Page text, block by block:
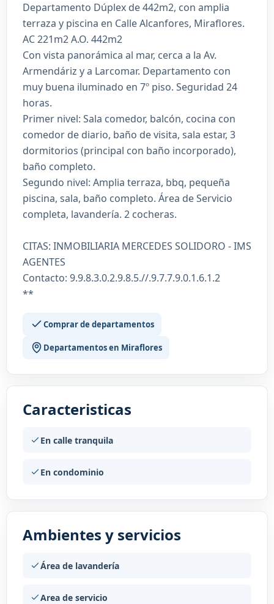
Departamento Dúplex de 442m2, con amplia
terraza y piscina en Calle Alcanfores, Miraflores.
AC 221m2 A.O. 442m2
Con vista panorámica al mar, cerca a la Av.
Armendáriz y a Larcomar. Departamento con
muy buena iluminado en 7º piso. Seguridad 24
horas.
Primer nivel: Sala comedor, balcón, cocina con
comedor de diario, baño de visita, sala estar, 3
dormitorios (principal con baño incorporado),
baño completo.
Segundo nivel: Amplia terraza, bbq, pequeña
piscina, sala, baño completo. Área de Servicio
completa, lavandería. 2 cocheras.
CITAS: INMOBILIARIA MERCEDES SOLIDORO - IMS
AGENTES
Contacto: 9.9.8.3.0.2.9.8.5.//.9.7.7.9.0.1.6.1.2
**
Comprar de departamentos
Departamentos en Miraflores
Caracteristicas
En calle tranquila
En condominio
Ambientes y servicios
Área de lavandería
Area de servicio